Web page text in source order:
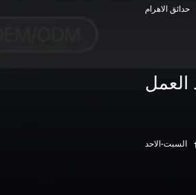
حدائق الاهرام
العمل
السبت-الاحد